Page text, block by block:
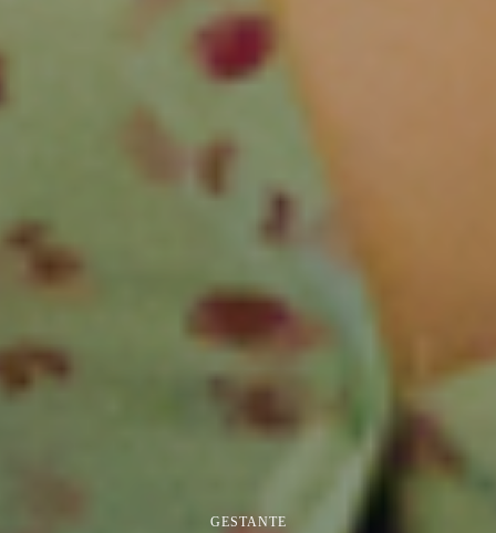
GESTANTE